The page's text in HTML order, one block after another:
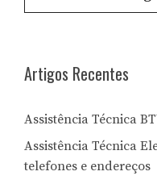
Artigos Recentes
Assistência Técnica
Assistência Técnica
telefones e endereços